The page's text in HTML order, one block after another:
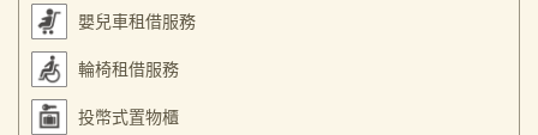
嬰兒車租借服務
輪椅租借服務
投幣式置物櫃